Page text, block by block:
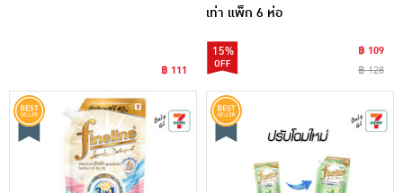
฿ 111
เท่า แพ็ก 6 ห่อ
15%
฿ 109
฿ 128